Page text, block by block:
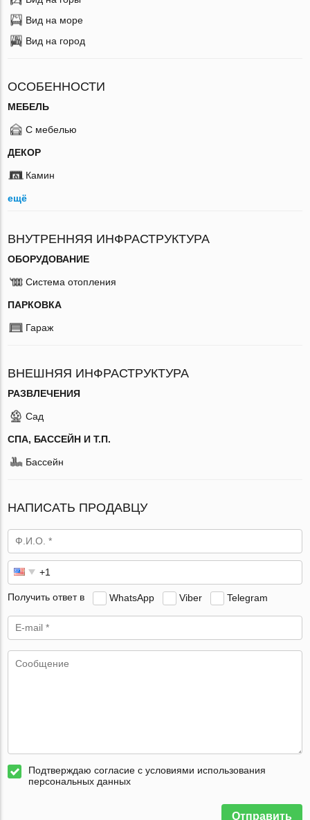
Вид на море
Вид на город
ОСОБЕННОСТИ
МЕБЕЛЬ
С мебелью
ДЕКОР
Камин
ещё
ВНУТРЕННЯЯ ИНФРАСТРУКТУРА
ОБОРУДОВАНИЕ
Система отопления
ПАРКОВКА
Гараж
ВНЕШНЯЯ ИНФРАСТРУКТУРА
РАЗВЛЕЧЕНИЯ
Сад
СПА, БАССЕЙН И Т.П.
Бассейн
НАПИСАТЬ ПРОДАВЦУ
Получить ответ в WhatsApp Viber Telegram
Подтверждаю согласие с условиями использования
персональных данных
Отправить